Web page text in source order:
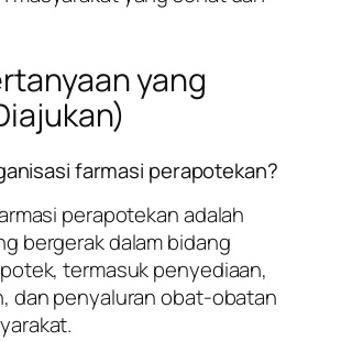
yang
farmasi perapotekan?
perapotekan adalah
bergerak dalam bidang
termasuk penyediaan,
dan penyaluran obat-obatan